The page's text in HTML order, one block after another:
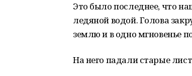
Это было последнее, что
ледяной водой. Голова
землю и в одно мгновенье
На него падали старые